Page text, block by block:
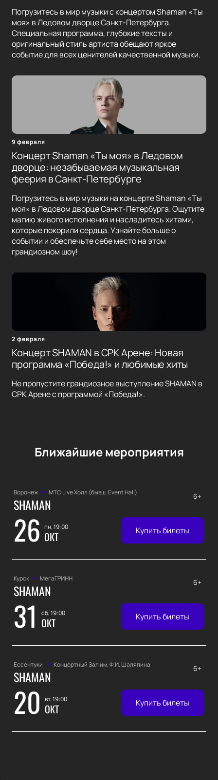
Погрузитесь в мир музыки с концертом Shaman «Ты
моя» в Ледовом дворце Санкт-Петербурга.
Специальная программа, глубокие тексты и
оригинальный стиль артиста обещают яркое
событие для всех ценителей качественной музыки.
9 февраля
Концерт Shaman «Ты моя» в Ледовом
дворце: незабываемая музыкальная
феерия в Санкт-Петербурге
Погрузитесь в мир музыки на концерте Shaman «Ты
моя» в Ледовом дворце Санкт-Петербурга. Ощутите
магию живого исполнения и насладитесь хитами,
которые покорили сердца. Узнайте больше о
событии и обеспечьте себе место на этом
грандиозном шоу!
2 февраля
Концерт SHAMAN в СРК Арене: Новая
программа «Победа!» и любимые хиты
Не пропустите грандиозное выступление SHAMAN в
СРК Арене с программой «Победа!».
Ближайшие мероприятия
Воронеж МТС Live Холл (бывш. Event Hall)
SHAMAN
26 пн, 19:00
ОКТ
6+
Купить билеты
Курск МегаГРИНН
SHAMAN
31 сб, 19:00
ОКТ
6+
Купить билеты
Ессентуки Концертный Зал им. Ф.И. Шаляпина
SHAMAN
20 вт, 19:00
ОКТ
6+
Купить билеты